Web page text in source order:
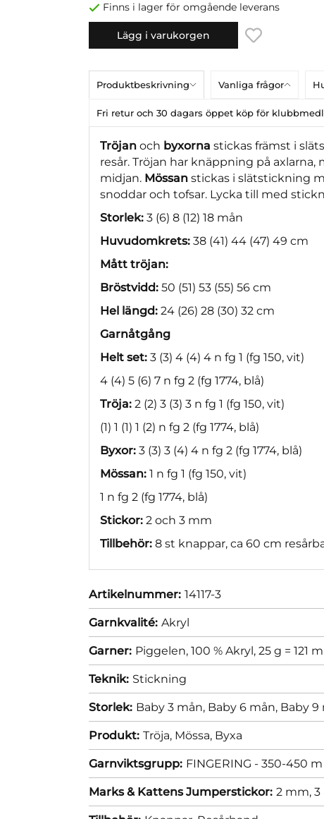
Finns i lager för omgående leverans
Lägg i varukorgen
Produktbeskrivning Vanliga frågor
Fri retur och 30 dagars öppet köp för
Tröjan och byxorna stickas främst i
resår. Tröjan har knäppning på
midjan. Mössan stickas i slätstickning
snoddar och tofsar. Lycka till med
Storlek: 3 (6) 8 (12) 18 mån
Huvudomkrets: 38 (41) 44 (47) 49 cm
Mått tröjan:
Bröstvidd: 50 (51) 53 (55) 56 cm
Hel längd: 24 (26) 28 (30) 32 cm
Garnåtgång
Helt set: 3 (3) 4 (4) 4 n fg 1 (fg 150, vit)
4 (4) 5 (6) 7 n fg 2 (fg 1774, blå)
Tröja: 2 (2) 3 (3) 3 n fg 1 (fg 150, vit)
(1) 1 (1) 1 (2) n fg 2 (fg 1774, blå)
Byxor: 3 (3) 3 (4) 4 n fg 2 (fg 1774, blå)
Mössan: 1 n fg 1 (fg 150, vit)
1 n fg 2 (fg 1774, blå)
Stickor: 2 och 3 mm
Tillbehör: 8 st knappar, ca 60 cm
Artikelnummer: 14117-3
Garnkvalité: Akryl
Garner: Piggelen, 100 % Akryl, 25 g = 121 m
Teknik: Stickning
Storlek: Baby 3 mån, Baby 6 mån, Baby 9
Produkt: Tröja, Mössa, Byxa
Garnviktsgrupp: FINGERING - 350-450
Marks & Kattens Jumperstickor: 2 mm, 3